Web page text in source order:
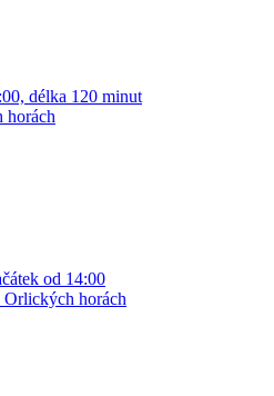
délka 120 minut
horách
od 14:00
Orlických horách